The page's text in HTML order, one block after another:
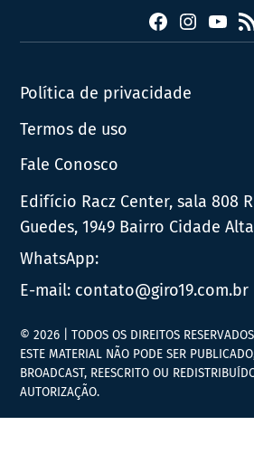
Facebook
Instagram
Política de privacidade
Termos de uso
Fale Conosco
Edifício Racz Center, sala 808
Guedes, 1949 Bairro Cidade Alta
WhatsApp:
E-mail: contato@giro19.com.br
© 2026 | TODOS OS DIREITOS
ESTE MATERIAL NÃO PODE SER
BROADCAST, REESCRITO OU
AUTORIZAÇÃO.